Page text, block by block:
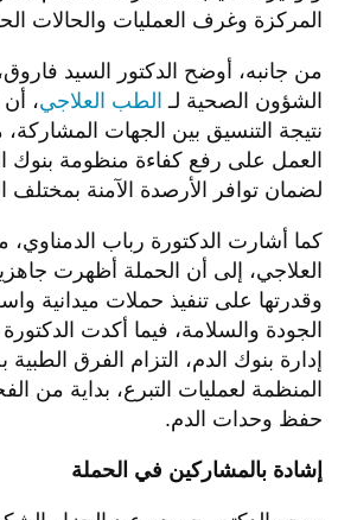
المركزة وغرف العمليات والحالات
من جانبه، أوضح الدكتور السيد
الشؤون الصحية لـ الطب العلاجي،
نتيجة التنسيق بين الجهات المشاركة،
العمل على رفع كفاءة منظومة بنوك
لضمان توافر الأرصدة الآمنة
كما أشارت الدكتورة رباب
العلاجي، إلى أن الحملة أظهرت
وقدرتها على تنفيذ حملات ميدانية
الجودة والسلامة، فيما أكدت
إدارة بنوك الدم، التزام الفرق الطبية
المنظمة لعمليات التبرع، بداية من
حفظ وحدات الدم.
إشادة بالمشاركين في الحملة